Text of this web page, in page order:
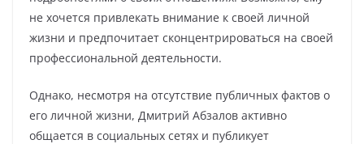
не хочется привлекать внимание к своей личной
жизни и предпочитает сконцентрироваться на своей
профессиональной деятельности.
Однако, несмотря на отсутствие публичных фактов о
его личной жизни, Дмитрий Абзалов активно
общается в социальных сетях и публикует